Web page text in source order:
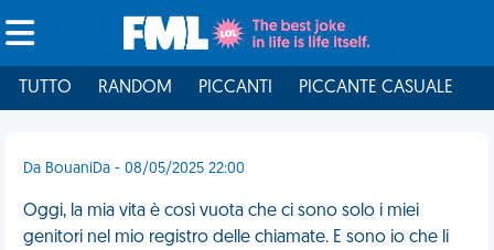
TUTTO RANDOM PICCANTI PICCANTE CASUALE
Da BouaniDa - 08/05/2025 22:00
Oggi, la mia vita è così vuota che ci sono solo i miei
genitori nel mio registro delle chiamate. E sono io che li